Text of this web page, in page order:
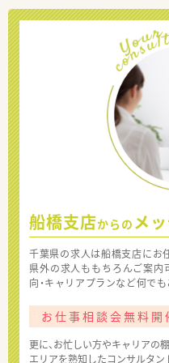
船橋支店からの メ
千葉県の求人は船橋支店にお
県外の求人ももちろんご案内
向・キャリアプランなど何でも
お仕事相談会無料開
更に、お忙しい方やキャリアの
エリアを熟知したコンサルタン